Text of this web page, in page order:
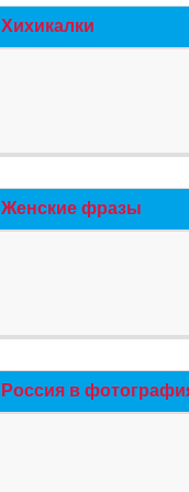
Хихикалки
Женские фразы
Россия в